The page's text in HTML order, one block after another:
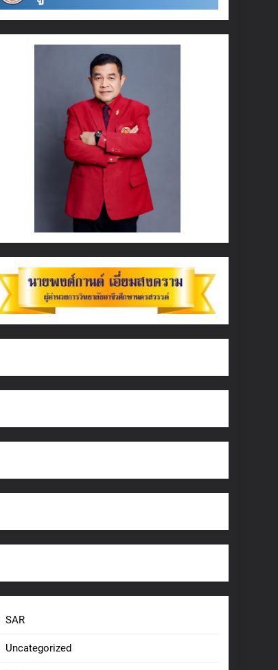
SAR
Uncategorized